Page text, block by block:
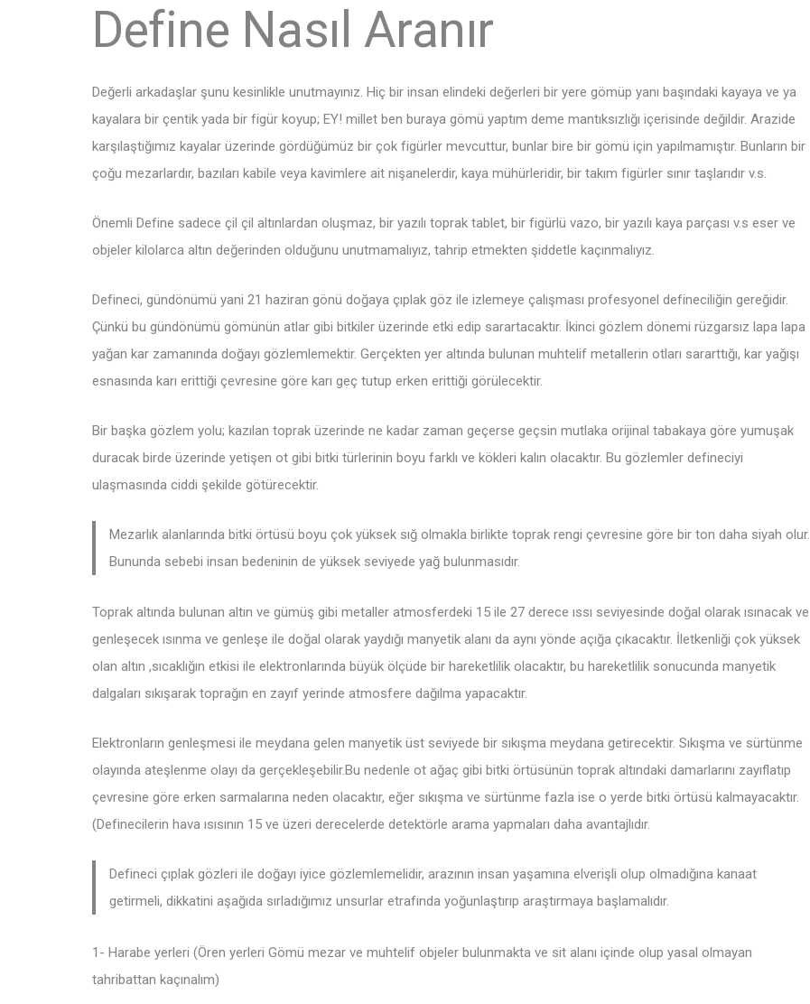
Define Nasıl Aranır
Değerli arkadaşlar şunu kesinlikle unutmayınız. Hiç bir insan elindeki değerleri bir yere gömüp yanı başındaki kayaya ve ya
kayalara bir çentik yada bir figür koyup; EY! millet ben buraya gömü yaptım deme mantıksızlığı içerisinde değildir. Arazide
karşılaştığımız kayalar üzerinde gördüğümüz bir çok figürler mevcuttur, bunlar bire bir gömü için yapılmamıştır. Bunların bir
çoğu mezarlardır, bazıları kabile veya kavimlere ait nişanelerdir, kaya mühürleridir, bir takım figürler sınır taşlarıdır v.s.
Önemli Define sadece çil çil altınlardan oluşmaz, bir yazılı toprak tablet, bir figürlü vazo, bir yazılı kaya parçası v.s eser ve
objeler kilolarca altın değerinden olduğunu unutmamalıyız, tahrip etmekten şiddetle kaçınmalıyız.
Defineci, gündönümü yani 21 haziran gönü doğaya çıplak göz ile izlemeye çalışması profesyonel defineciliğin gereğidir.
Çünkü bu gündönümü gömünün atlar gibi bitkiler üzerinde etki edip sarartacaktır. İkinci gözlem dönemi rüzgarsız lapa lapa
yağan kar zamanında doğayı gözlemlemektir. Gerçekten yer altında bulunan muhtelif metallerin otları sararttığı, kar yağışı
esnasında karı erittiği çevresine göre karı geç tutup erken erittiği görülecektir.
Bir başka gözlem yolu; kazılan toprak üzerinde ne kadar zaman geçerse geçsin mutlaka orijinal tabakaya göre yumuşak
duracak birde üzerinde yetişen ot gibi bitki türlerinin boyu farklı ve kökleri kalın olacaktır. Bu gözlemler defineciyi
ulaşmasında ciddi şekilde götürecektir.
Mezarlık alanlarında bitki örtüsü boyu çok yüksek sığ olmakla birlikte toprak rengi çevresine göre bir ton daha siyah olur.
Bununda sebebi insan bedeninin de yüksek seviyede yağ bulunmasıdır.
Toprak altında bulunan altın ve gümüş gibi metaller atmosferdeki 15 ile 27 derece ıssı seviyesinde doğal olarak ısınacak ve
genleşecek ısınma ve genleşe ile doğal olarak yaydığı manyetik alanı da aynı yönde açığa çıkacaktır. İletkenliği çok yüksek
olan altın ,sıcaklığın etkisi ile elektronlarında büyük ölçüde bir hareketlilik olacaktır, bu hareketlilik sonucunda manyetik
dalgaları sıkışarak toprağın en zayıf yerinde atmosfere dağılma yapacaktır.
Elektronların genleşmesi ile meydana gelen manyetik üst seviyede bir sıkışma meydana getirecektir. Sıkışma ve sürtünme
olayında ateşlenme olayı da gerçekleşebilir.Bu nedenle ot ağaç gibi bitki örtüsünün toprak altındaki damarlarını zayıflatıp
çevresine göre erken sarmalarına neden olacaktır, eğer sıkışma ve sürtünme fazla ise o yerde bitki örtüsü kalmayacaktır.
(Definecilerin hava ısısının 15 ve üzeri derecelerde detektörle arama yapmaları daha avantajlıdır.
Defineci çıplak gözleri ile doğayı iyice gözlemlemelidir, arazının insan yaşamına elverişli olup olmadığına kanaat
getirmeli, dikkatini aşağıda sırladığımız unsurlar etrafında yoğunlaştırıp araştırmaya başlamalıdır.
1- Harabe yerleri (Ören yerleri Gömü mezar ve muhtelif objeler bulunmakta ve sit alanı içinde olup yasal olmayan
tahribattan kaçınalım)